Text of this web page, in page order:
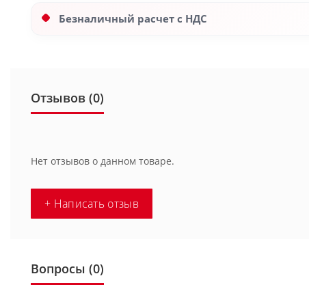
Безналичный расчет с НДС
Отзывов (0)
Нет отзывов о данном товаре.
+ Написать отзыв
Вопросы (0)